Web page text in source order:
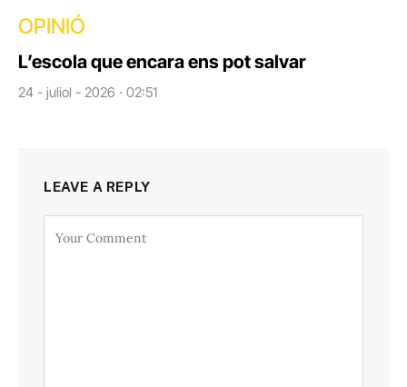
OPINIÓ
L’escola que encara ens pot salvar
24 - juliol - 2026 · 02:51
LEAVE A REPLY